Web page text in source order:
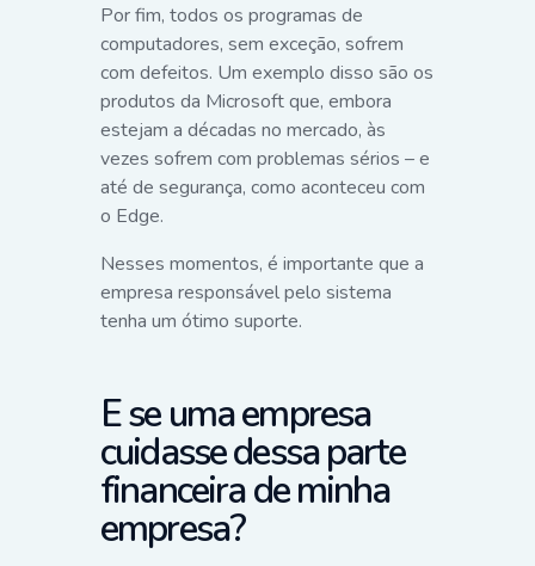
Por fim, todos os programas de
computadores, sem exceção, sofrem
com defeitos. Um exemplo disso são os
produtos da Microsoft que, embora
estejam a décadas no mercado, às
vezes sofrem com problemas sérios – e
até de segurança, como aconteceu com
o Edge.
Nesses momentos, é importante que a
empresa responsável pelo sistema
tenha um ótimo suporte.
E se uma empresa
cuidasse dessa parte
financeira de minha
empresa?